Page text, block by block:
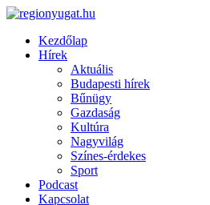
Kezdőlap
Hírek
Aktuális
Budapesti hírek
Bűnügy
Gazdaság
Kultúra
Nagyvilág
Színes-érdekes
Sport
Podcast
Kapcsolat